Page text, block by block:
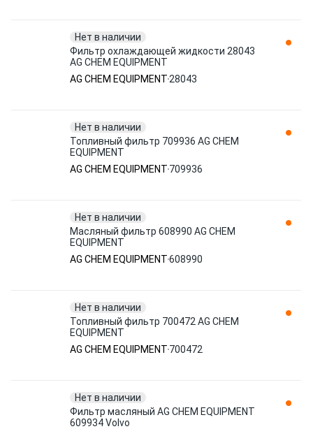
Нет в наличии
Фильтр охлаждающей жидкости 28043
AG CHEM EQUIPMENT
AG CHEM EQUIPMENT 28043
Нет в наличии
Топливный фильтр 709936 AG CHEM
EQUIPMENT
AG CHEM EQUIPMENT 709936
Нет в наличии
Масляный фильтр 608990 AG CHEM
EQUIPMENT
AG CHEM EQUIPMENT608990
Нет в наличии
Топливный фильтр 700472 AG CHEM
EQUIPMENT
AG CHEM EQUIPMENT 700472
Нет в наличии
Фильтр масляный AG CHEM EQUIPMENT
609934 Volvo